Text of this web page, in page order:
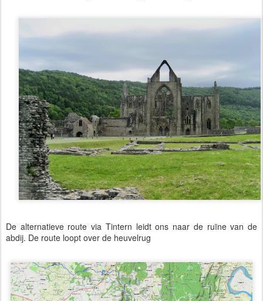
De alternatieve route via Tintern leidt ons naar de ruïne van de
abdij. De route loopt over de heuvelrug